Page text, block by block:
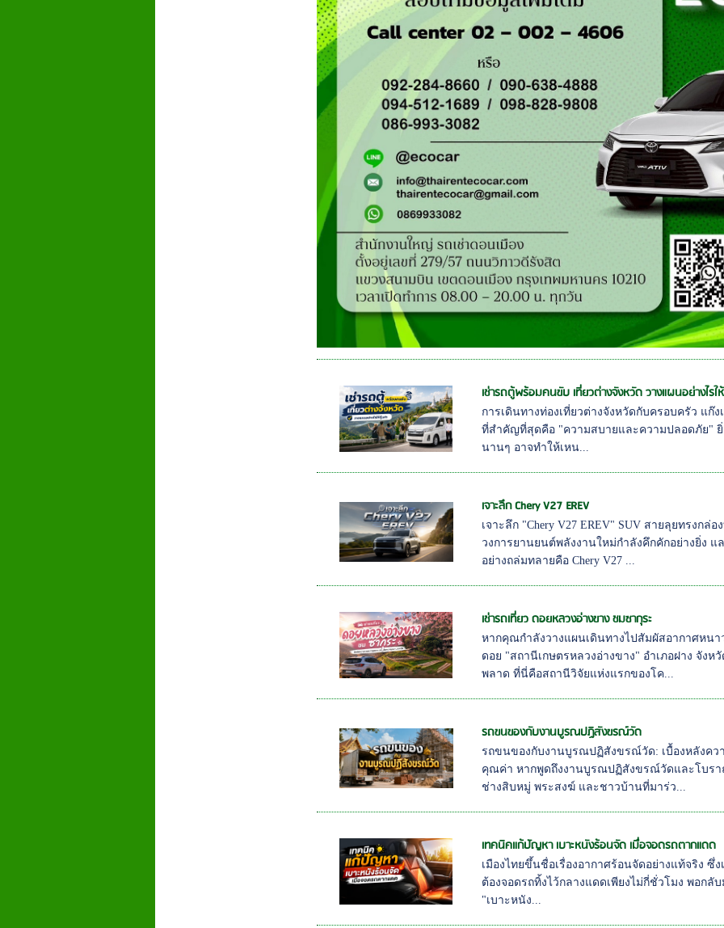
เช่ารถตู้พร้อมคนขับ เที่ยวต่างจังหวัด วางแผนอย่างไร
การเดินทางท่องเที่ยวต่างจังหวัดกับครอบครัว แก๊
ที่สำคัญที่สุดคือ "ความสบายและความปลอดภัย" ยิ่
นานๆ อาจทำให้เหน...
เจาะลึก Chery V27 EREV
เจาะลึก "Chery V27 EREV" SUV สายลุยทรงกล่
วงการยานยนต์พลังงานใหม่กำลังคึกคักอย่างยิ่ง
อย่างถล่มทลายคือ Chery V27 ...
เช่ารถเที่ยว ดอยหลวงอ่างขาง ชมซากุระ
หากคุณกำลังวางแผนเดินทางไปสัมผัสอากาศหน
ดอย "สถานีเกษตรหลวงอ่างขาง" อำเภอฝาง จังห
พลาด ที่นี่คือสถานีวิจัยแห่งแรกของโค...
รถขนของกับงานบูรณปฏิสังขรณ์วัด
รถขนของกับงานบูรณปฏิสังขรณ์วัด: เบื้องหลังคว
คุณค่า หากพูดถึงงานบูรณปฏิสังขรณ์วัดและโบร
ช่างสิบหมู่ พระสงฆ์ และชาวบ้านที่มาร่ว...
เทคนิคแก้ปัญหา เบาะหนังร้อนจัด เมื่อจอดรถตากแดด
เมืองไทยขึ้นชื่อเรื่องอากาศร้อนจัดอย่างแท้จริง
ต้องจอดรถทิ้งไว้กลางแดดเพียงไม่กี่ชั่วโมง พอกลั
"เบาะหนัง...